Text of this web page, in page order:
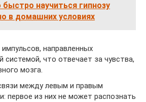
научиться гипнозу
в домашних условиях
направленных
системой, что отвечает за чувства,
мозга.
между левым и правым
первое из них не может распознать